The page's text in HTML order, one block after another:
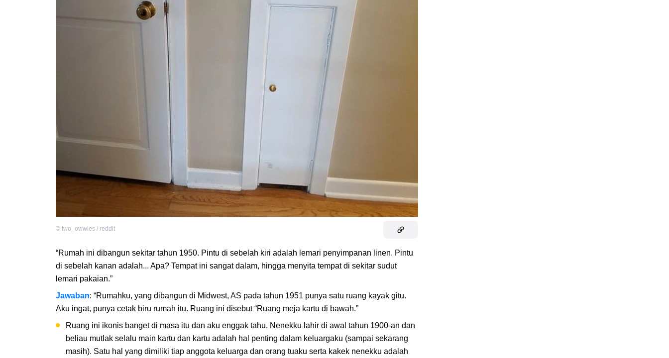
© two_owwies / reddit
“Rumah ini dibangun sekitar tahun 1950. Pintu di sebelah kiri adalah lemari penyimpanan linen. Pintu
di sebelah kanan adalah... Apa? Tempat ini sangat dalam, hingga menyita tempat di sekitar sudut
lemari pakaian.”
Jawaban: “Rumahku, yang dibangun di Midwest, AS pada tahun 1951 punya satu ruang kayak gitu.
Aku ingat, punya cetak biru rumah itu. Ruang ini disebut “Ruang meja kartu di bawah.”
Ruang ini ikonis banget di masa itu dan aku enggak tahu. Nenekku lahir di awal tahun 1900-an dan
beliau mutlak selalu main kartu dan kartu adalah hal penting dalam keluargaku (sampai sekarang
masih). Satu hal yang dimiliki tiap anggota keluarga dan orang tuaku serta kakek nenekku adalah